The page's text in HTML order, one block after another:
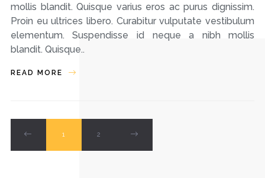
mollis blandit. Quisque varius eros ac purus dignissim.
Proin eu ultrices libero. Curabitur vulputate vestibulum
elementum. Suspendisse id neque a nibh mollis
blandit. Quisque..
READ MORE
1 2